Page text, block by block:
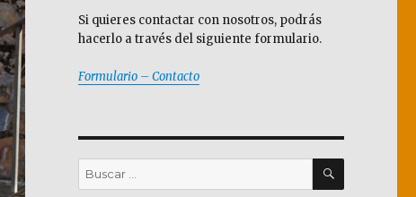
Si quieres contactar con nosotros, podrás
hacerlo a través del siguiente formulario.
Formulario – Contacto
Buscar
por:
BUSCAR